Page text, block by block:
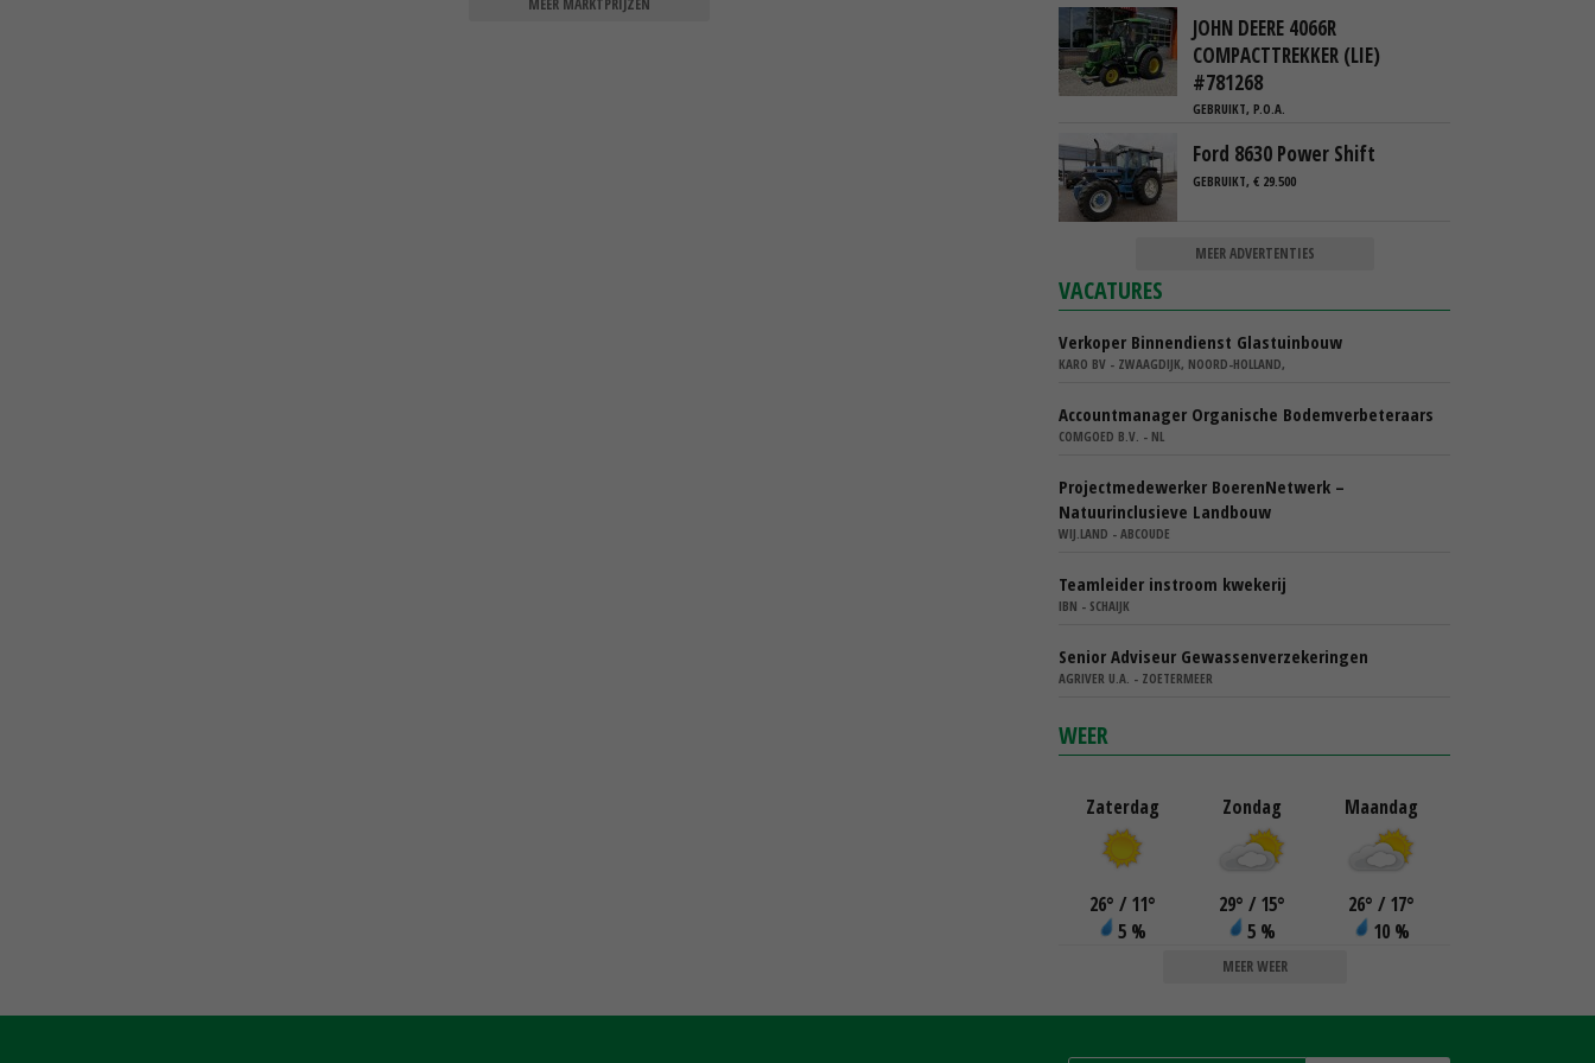
MEER MARKTPRIJZEN
JOHN DEERE 4066R
COMPACTTREKKER (LIE)
#781268
GEBRUIKT, P.O.A.
Ford 8630 Power Shift
GEBRUIKT, € 29.500
MEER ADVERTENTIES
VACATURES
Verkoper Binnendienst Glastuinbouw
KARO BV - ZWAAGDIJK, NOORD-HOLLAND,
Accountmanager Organische Bodemverbeteraars
COMGOED B.V. - NL
Projectmedewerker BoerenNetwerk –
Natuurinclusieve Landbouw
WIJ.LAND - ABCOUDE
Teamleider instroom kwekerij
IBN - SCHAIJK
Senior Adviseur Gewassenverzekeringen
AGRIVER U.A. - ZOETERMEER
WEER
Zaterdag
26° / 11°
5 %
Zondag
29° / 15°
5 %
Maandag
26° / 17°
10 %
MEER WEER